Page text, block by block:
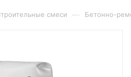
смеси — Бетонно-